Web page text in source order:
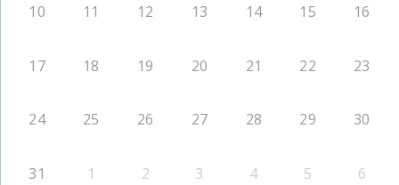
10 11 12 13 14 15 16
17 18 19 20 21 22 23
24 25 26 27 28 29 30
31 1 2 3 4 5 6